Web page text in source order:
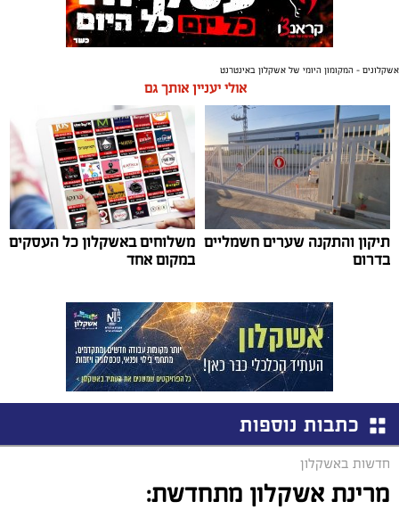
אשקלונים - המקומון היומי של אשקלון באינטרנט
אולי יעניין אותך גם
תיקון והתקנה שערים חשמליים
בדרום
משלוחים באשקלון כל העסקים
במקום אחד
כתבות נוספות
חדשות באשקלון
מרינת אשקלון מתחדשת: